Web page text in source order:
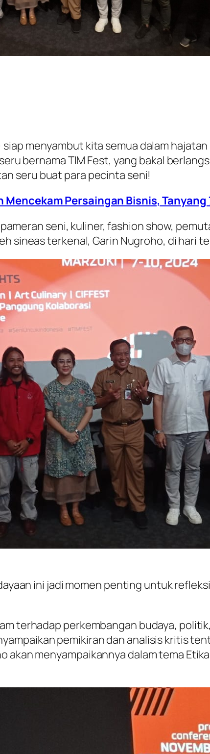
siap menyambut kita semua dalam
bernama TIM Fest, yang bakal
seru buat para pecinta seni!
Persaingan Bisnis, Tanyang
seni, kuliner, fashion show,
sineas terkenal, Garin Nugroho, di hari
ini jadi momen penting untuk
terhadap perkembangan budaya,
pemikiran dan analisis kritis
menyampaikannya dalam tema